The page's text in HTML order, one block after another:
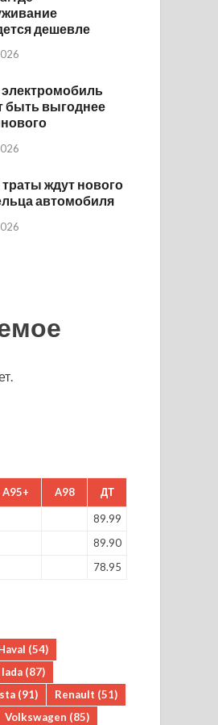
дешевле
электромобиль
быть выгоднее
траты ждут нового
автомобиля
A95+ A98 ДТ
89.99
89.90
78.95
(54)
lada (87)
(91) Renault (51)
Volkswagen (85)